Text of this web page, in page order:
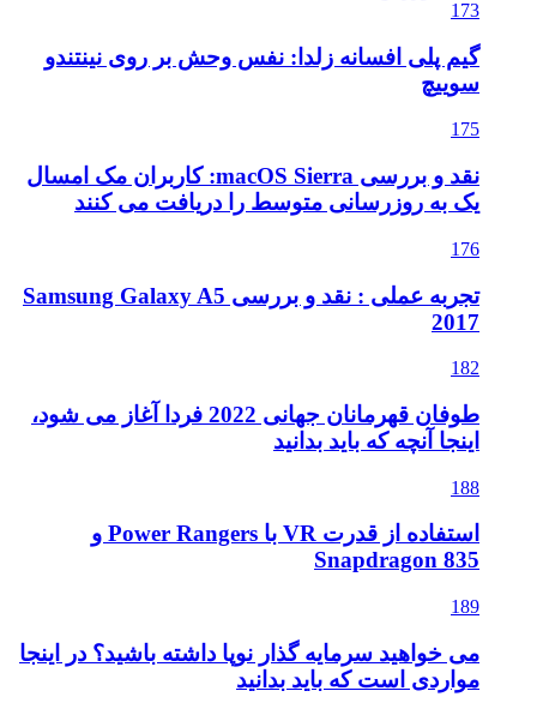
گیم پلی افسانه زلدا: نفس وحش بر روی نینتندو
سوییچ
نقد و بررسی macOS Sierra: کاربران مک امسال
یک به روزرسانی متوسط را دریافت می کنند
تجربه عملی : نقد و بررسی Samsung Galaxy A5
طوفان قهرمانان جهانی 2022 فردا آغاز می شود،
اینجا آنچه که باید بدانید
استفاده از قدرت VR با Power Rangers و
Snapdragon 835
می خواهید سرمایه گذار نوپا داشته باشید؟ در اینجا
مواردی است که باید بدانید